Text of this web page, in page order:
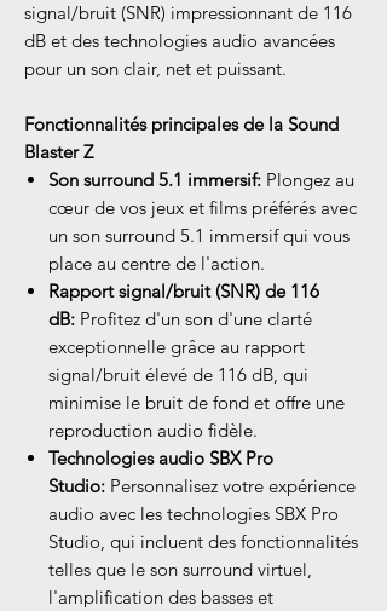
signal/bruit (SNR) impressionnant de 116
dB et des technologies audio avancées
pour un son clair, net et puissant.
Fonctionnalités principales de la Sound
Blaster Z
Son surround 5.1 immersif: Plongez au
cœur de vos jeux et films préférés avec
un son surround 5.1 immersif qui vous
place au centre de l'action.
Rapport signal/bruit (SNR) de 116
dB: Profitez d'un son d'une clarté
exceptionnelle grâce au rapport
signal/bruit élevé de 116 dB, qui
minimise le bruit de fond et offre une
reproduction audio fidèle.
Technologies audio SBX Pro
Studio: Personnalisez votre expérience
audio avec les technologies SBX Pro
Studio, qui incluent des fonctionnalités
telles que le son surround virtuel,
l'amplification des basses et